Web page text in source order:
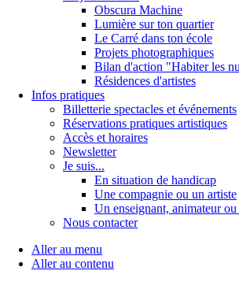
Obscura Machine
Lumière sur ton quartier
Le Carré dans ton école
Projets photographiques
Bilan d'action "Habiter les
Résidences d'artistes
Infos pratiques
Billetterie spectacles et événements
Réservations pratiques artistiques
Accès et horaires
Newsletter
Je suis...
En situation de handicap
Une compagnie ou un artiste
Un enseignant, animateur
Nous contacter
Aller au menu
Aller au contenu